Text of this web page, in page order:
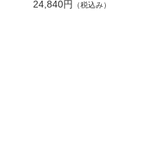
24,840円
（税込み）